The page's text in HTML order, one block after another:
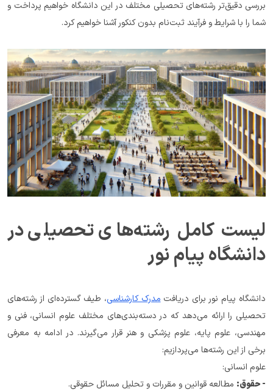
شما را با شرایط و فرآیند ثبت‌نام بدون کنکور آشنا خواهیم کرد.
دانشگاه پیام نور
دانشگاه پیام نور برای دریافت مدرک کارشناسی
برخی از این رشته‌ها می‌پردازیم:
علوم انسانی:
- حقوق: مطالعه قوانین و مقررات و تحلیل مسائل حقوقی.